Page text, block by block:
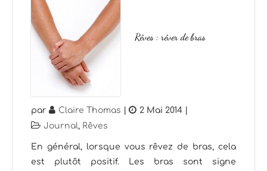
Rêves : rêver de bras
par Claire Thomas | 2 Mai 2014
Journal, Rêves
En général, lorsque vous rêvez de bras, cela
est plutôt positif. Les bras sont signe